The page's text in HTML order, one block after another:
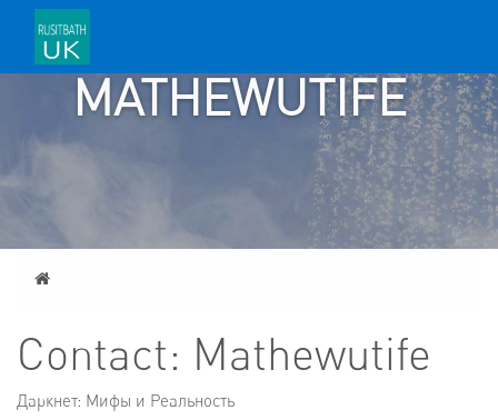
CONTACT:
MATHEWUTIFE
Home
Contact: Mathewutife
Даркнет: Мифы и Реальность